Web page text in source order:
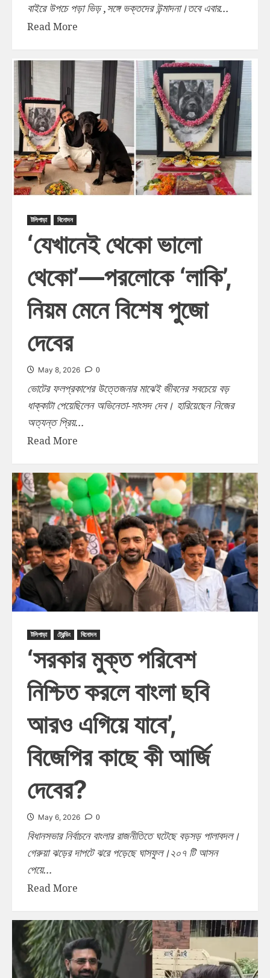
বাইরে উপচে পড়া ভিড় ,সঙ্গে ভক্তদের উন্মাদনা।তবে এবার...
Read More
টলিপাড়া বিনোদন
‘যেখানেই থেকো ভালো
থেকো’—পরলোকে ‘লাকি’,
নিয়ম মেনে বিশেষ পুজো
দেবের
May 8, 2026 0
ভোটের ফলপ্রকাশের উত্তেজনার মাঝেই জীবনের সবচেয়ে বড়
ধাক্কাটা পেয়েছিলেন অভিনেতা-সাংসদ দেব। হারিয়েছেন নিজের
অত্যন্ত প্রিয়...
Read More
টলিপাড়া ট্রেন্ডিং বিনোদন
‘সরকার মুক্ত পরিবেশ
নিশ্চিত করলে বাংলা ছবি
আরও এগিয়ে যাবে’,
বিজেপির কাছে কী আর্জি
দেবের?
May 6, 2026 0
বিধানসভার নির্বাচনে বাংলার রাজনীতিতে ঘটেছে বড়সড় পালাবদল।
গেরুয়া ঝড়ের দাপটে ঝরে পড়েছে ঘাসফুল।২০৭ টি আসন
পেয়ে...
Read More